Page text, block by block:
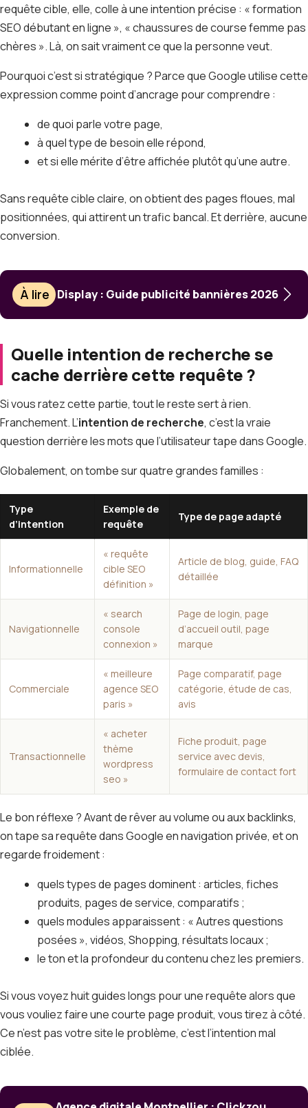
requête cible, elle, colle à une intention précise : « formation
SEO débutant en ligne », « chaussures de course femme pas
chères ». Là, on sait vraiment ce que la personne veut.
Pourquoi c’est si stratégique ? Parce que Google utilise cette
expression comme point d’ancrage pour comprendre :
de quoi parle votre page,
à quel type de besoin elle répond,
et si elle mérite d’être affichée plutôt qu’une autre.
Sans requête cible claire, on obtient des pages floues, mal
positionnées, qui attirent un trafic bancal. Et derrière, aucune
conversion.
À lire Display : Guide publicité bannières 2026
Quelle intention de recherche se
cache derrière cette requête ?
Si vous ratez cette partie, tout le reste sert à rien.
Franchement. L’intention de recherche, c’est la vraie
question derrière les mots que l’utilisateur tape dans Google.
Globalement, on tombe sur quatre grandes familles :
Type
d’intention
Exemple de
requête
Type de page adapté
Informationnelle
« requête
cible SEO
définition »
Article de blog, guide, FAQ
détaillée
Navigationnelle
« search
console
connexion »
Page de login, page
d’accueil outil, page
marque
Commerciale
« meilleure
agence SEO
paris »
Page comparatif, page
catégorie, étude de cas,
avis
Transactionnelle
« acheter
thème
wordpress
seo »
Fiche produit, page
service avec devis,
formulaire de contact fort
Le bon réflexe ? Avant de rêver au volume ou aux backlinks,
on tape sa requête dans Google en navigation privée, et on
regarde froidement :
quels types de pages dominent : articles, fiches
produits, pages de service, comparatifs ;
quels modules apparaissent : « Autres questions
posées », vidéos, Shopping, résultats locaux ;
le ton et la profondeur du contenu chez les premiers.
Si vous voyez huit guides longs pour une requête alors que
vous vouliez faire une courte page produit, vous tirez à côté.
Ce n’est pas votre site le problème, c’est l’intention mal
ciblée.